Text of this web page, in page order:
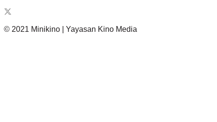
© 2021 Minikino | Yayasan Kino Media